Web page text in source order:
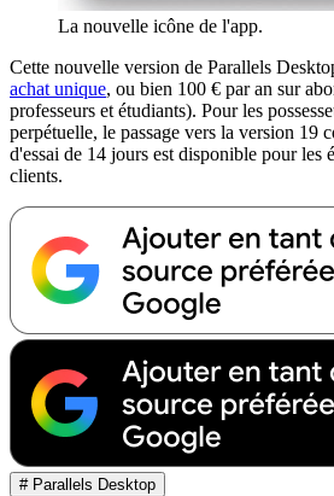
La nouvelle icône de l'app.
Cette nouvelle version de Parallels
achat unique, ou bien 100 € par an sur
professeurs et étudiants). Pour les
perpétuelle, le passage vers la version 19
d'essai de 14 jours est disponible pour les
clients.
# Parallels Desktop